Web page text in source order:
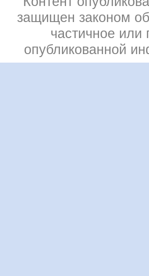
защищен законом
частичное или
опубликованной